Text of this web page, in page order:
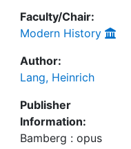
Faculty/Chair:
Modern History
Author:
Lang, Heinrich
Publisher
Information:
Bamberg : opus